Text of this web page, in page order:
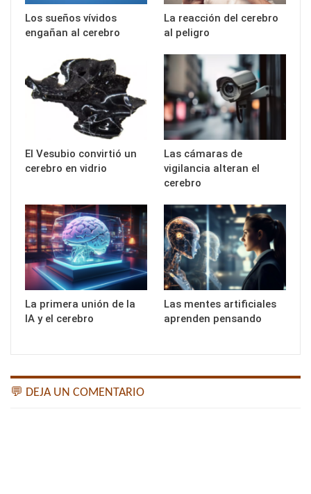
Los sueños vívidos
engañan al cerebro
La reacción del cerebro
al peligro
El Vesubio convirtió un
cerebro en vidrio
Las cámaras de
vigilancia alteran el
cerebro
La primera unión de la
IA y el cerebro
Las mentes artificiales
aprenden pensando
💬 DEJA UN COMENTARIO